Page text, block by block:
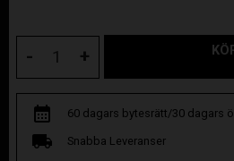
+
-
60 dagars bytesrätt/30 dagars
Snabba Leveranser